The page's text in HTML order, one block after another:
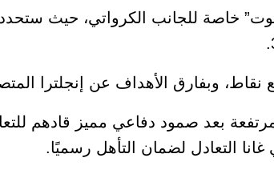
خاصة للجانب الكرواتي، حيث
نقاط، وبفارق الأهداف عن إنجلترا
بعد صمود دفاعي مميز قادهم
التعادل لضمان التأهل رسميًا.